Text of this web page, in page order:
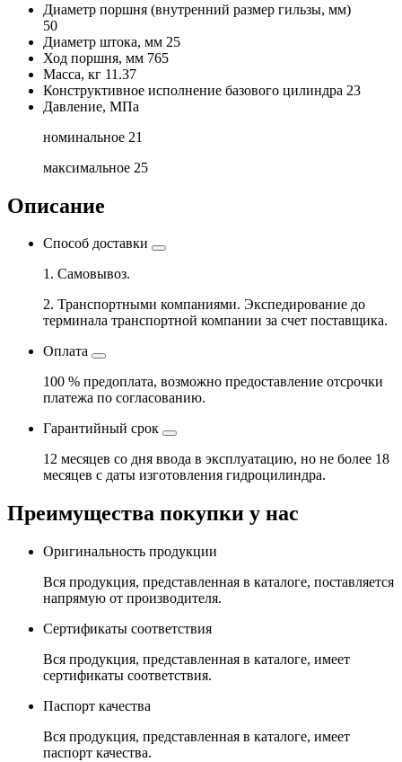
Диаметр поршня (внутренний размер гильзы, мм)
50
Диаметр штока, мм 25
Ход поршня, мм 765
Масса, кг 11.37
Конструктивное исполнение базового цилиндра 23
Давление, МПа
номинальное 21
максимальное 25
Описание
Способ доставки
1. Самовывоз.
2. Транспортными компаниями. Экспедирование до
терминала транспортной компании за счет поставщика.
Оплата
100 % предоплата, возможно предоставление отсрочки
платежа по согласованию.
Гарантийный срок
12 месяцев со дня ввода в эксплуатацию, но не более 18
месяцев с даты изготовления гидроцилиндра.
Преимущества покупки у нас
Оригинальность продукции
Вся продукция, представленная в каталоге, поставляется
напрямую от производителя.
Сертификаты соответствия
Вся продукция, представленная в каталоге, имеет
сертификаты соответствия.
Паспорт качества
Вся продукция, представленная в каталоге, имеет
паспорт качества.